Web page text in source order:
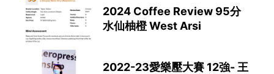
2024 Coffee Review 95分
水仙柚橙 West Arsi
2022-23愛樂壓大賽 12強- 王